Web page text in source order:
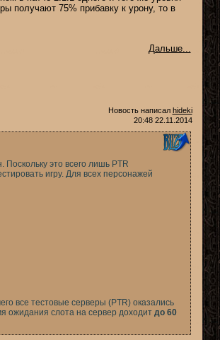
получают 75% прибавку к урону, то в
Дальше...
Новость написал hideki
20:48 22.11.2014
Поскольку это всего лишь PTR
игру. Для всех персонажей
все тестовые серверы (PTR) оказались
ожидания слота на сервер доходит до 60